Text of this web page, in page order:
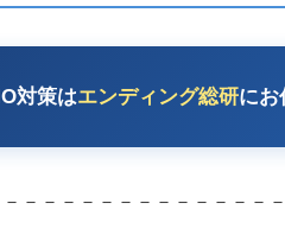
対策はエンディング総研にお
－－－－－－－－－－－－－